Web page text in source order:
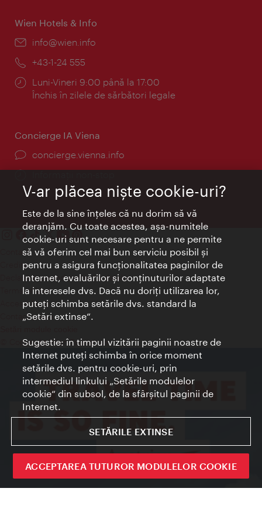
Wien Hotels & Info
E-
info@wien.info
Telefon:
+43-1-24 555
Program:
Luni-Vineri 9:00 până la 17:00
Închis în zilele de sărbători legale
Concierge IA Viena
concierge.vienna.info
Contact
Credits
Declaraţie privind protecţia datelor
Terms of Use
Accesibilitate
Contact presa
© Copyright Wien Tourismus
V-ar plăcea nişte cookie-uri?
Este de la sine înţeles că nu dorim să vă
deranjăm. Cu toate acestea, aşa-numitele
cookie-uri sunt necesare pentru a ne permite
să vă oferim cel mai bun serviciu posibil şi
pentru a asigura funcţionalitatea paginilor de
Internet, evaluărilor şi conţinuturilor adaptate
la interesele dvs. Dacă nu doriţi utilizarea lor,
puteţi schimba setările dvs. standard la
„Setări extinse“.
Sugestie: în timpul vizitării paginii noastre de
Internet puteţi schimba în orice moment
setările dvs. pentru cookie-uri, prin
intermediul linkului „Setările modulelor
cookie“ din subsol, de la sfârşitul paginii de
Internet.
SETĂRILE EXTINSE
ACCEPTAREA TUTUROR MODULELOR COOKIE